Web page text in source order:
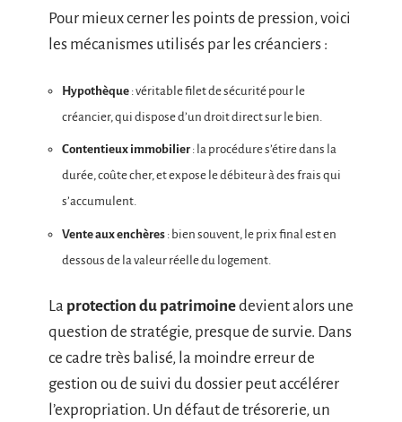
Pour mieux cerner les points de pression, voici
les mécanismes utilisés par les créanciers :
Hypothèque : véritable filet de sécurité pour le
créancier, qui dispose d’un droit direct sur le bien.
Contentieux immobilier: la procédure s’étire dans la
durée, coûte cher, et expose le débiteur à des frais qui
s’accumulent.
Vente aux enchères : bien souvent, le prix final est en
dessous de la valeur réelle du logement.
La protection du patrimoinedevient alors une
question de stratégie, presque de survie. Dans
ce cadre très balisé, la moindre erreur de
gestion ou de suivi du dossier peut accélérer
l’expropriation. Un défaut de trésorerie, un